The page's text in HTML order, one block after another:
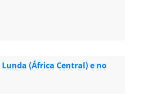
(África Central) e no